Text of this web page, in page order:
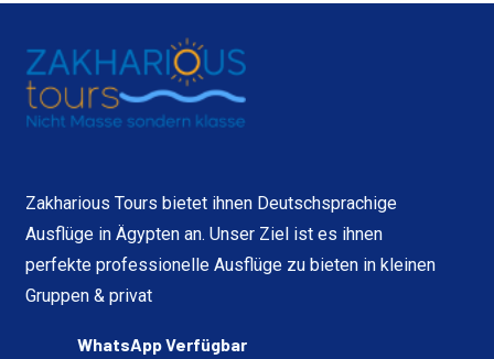
Zakharious Tours bietet ihnen Deutschsprachige
Ausflüge in Ägypten an. Unser Ziel ist es ihnen
perfekte professionelle Ausflüge zu bieten in kleinen
Gruppen & privat
WhatsApp Verfügbar